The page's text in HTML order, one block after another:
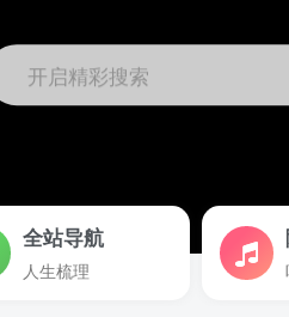
开启精彩搜索
全站导航
人生梳理